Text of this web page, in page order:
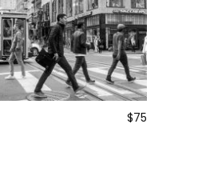
$75